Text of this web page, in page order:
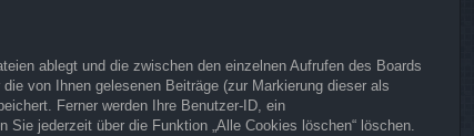
ablegt und die zwischen den einzelnen Aufrufen des Boards
von Ihnen gelesenen Beiträge (zur Markierung dieser als
Ferner werden Ihre Benutzer-ID, ein
jederzeit über die Funktion „Alle Cookies löschen“ löschen.